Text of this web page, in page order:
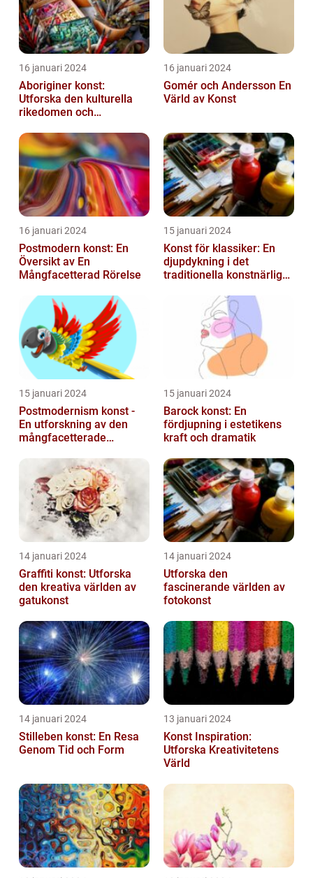
16 januari 2024
Aboriginer konst:
Utforska den kulturella
rikedomen och
16 januari 2024
Gomér och Andersson En
Värld av Konst
16 januari 2024
Postmodern konst: En
Översikt av En
Mångfacetterad Rörelse
15 januari 2024
Konst för klassiker: En
djupdykning i det
traditionella konstnärliga
15 januari 2024
Postmodernism konst -
En utforskning av den
mångfacetterade
15 januari 2024
Barock konst: En
fördjupning i estetikens
kraft och dramatik
14 januari 2024
Graffiti konst: Utforska
den kreativa världen av
gatukonst
14 januari 2024
Utforska den
fascinerande världen av
fotokonst
14 januari 2024
Stilleben konst: En Resa
Genom Tid och Form
13 januari 2024
Konst Inspiration:
Utforska Kreativitetens
Värld